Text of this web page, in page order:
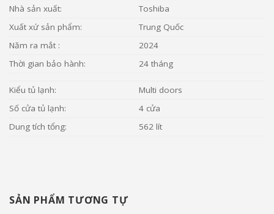
Nhà sản xuất:
Toshiba
Xuất xứ sản phẩm:
Trung Quốc
Năm ra mắt :
2024
Thời gian bảo hành:
24 tháng
Kiểu tủ lạnh:
Multi doors
Số cửa tủ lạnh:
4 cửa
Dung tích tổng:
562 lít
SẢN PHẨM TƯƠNG TỰ